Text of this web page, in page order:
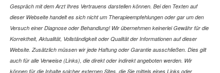
Gespräch mit dem Arzt Ihres Vertrauens darstellen können. Bei den Texten auf
dieser Webseite handelt es sich nicht um Therapieempfehlungen oder gar um den
Versuch einer Diagnose oder Behandlung! Wir übernehmen keinerlei Gewähr für die
Korrektheit, Aktualität, Vollständigkeit oder Qualität der Informationen auf dieser
Website. Zusätzlich müssen wir jede Haftung oder Garantie ausschließen. Dies gilt
auch für alle Verweise (Links), die direkt oder indirekt angeboten werden. Wir
können für die Inhalte solcher externen Sites, die Sie mittels eines Links oder